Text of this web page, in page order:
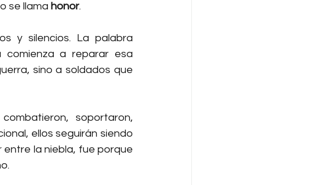
se llama honor.
y silencios. La palabra
comienza a reparar esa
sino a soldados que
soportaron,
ellos seguirán siendo
la niebla, fue porque